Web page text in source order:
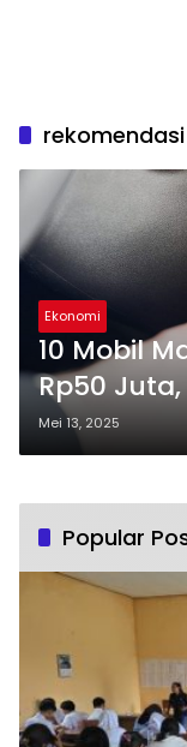
Ekonomi
10 Mobil
Rp50
yang Baru
Mei 13, 2025
Popular